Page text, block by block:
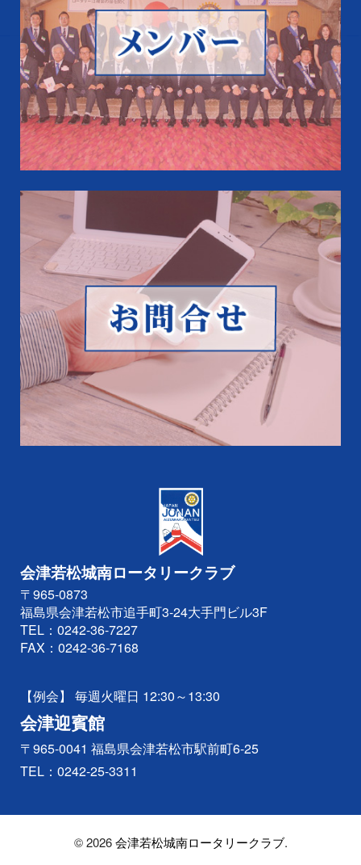
会津若松城南ロータリークラブ
〒965-0873
福島県会津若松市追手町3-24大手門ビル3F
TEL： 0242-36-7227
FAX：0242-36-7168
【例会】 毎週火曜日 12:30～13:30
会津迎賓館
〒965-0041 福島県会津若松市駅前町6-25
TEL： 0242-25-3311
© 2026会津若松城南ロータリークラブ.